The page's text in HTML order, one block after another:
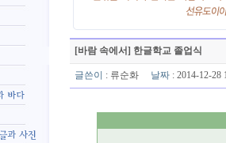
[바람 속에서] 한글학교 졸업식
글쓴이 : 류순화 날짜: 2014-12-